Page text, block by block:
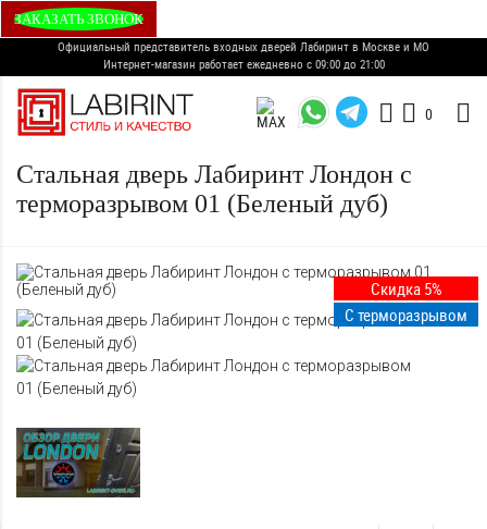
ЗАКАЗАТЬ ЗВОНОК
Официальный представитель входных дверей Лабиринт в Москве и МО
Интернет-магазин работает ежедневно с 09:00 до 21:00
0
Стальная дверь Лабиринт Лондон с
терморазрывом 01 (Беленый дуб)
Скидка 5%
С терморазрывом